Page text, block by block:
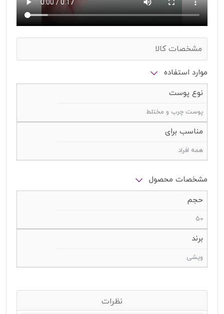
مشخصات کالا
موارد استفاده
نوع پوست
پوست چرب و مختلط
مناسب برای
همه افراد
مشخصات محصول
حجم
50
برند
ویشی
نظرات